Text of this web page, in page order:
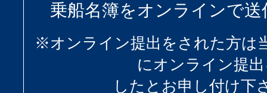
乗船名簿をオンラインで
※オンライン提出をされた方は
にオンライン提
したとお申し付け下